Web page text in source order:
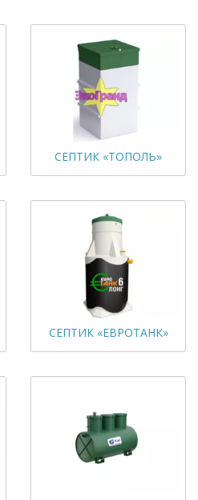
СЕПТИК «ТОПОЛЬ»
СЕПТИК «ЕВРОТАНК»